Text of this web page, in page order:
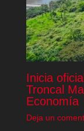
Inicia
Troncal
Economía
Deja un